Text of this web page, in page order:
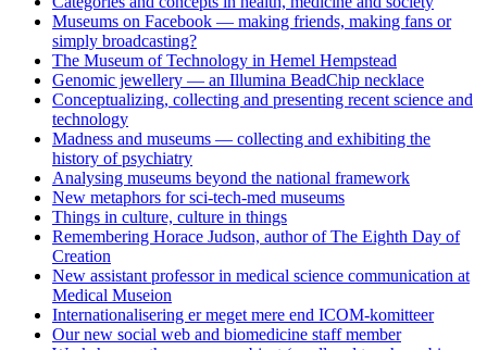
Museums on Facebook — making friends, making fans or
simply broadcasting?
The Museum of Technology in Hemel Hempstead
Genomic jewellery — an Illumina BeadChip necklace
Conceptualizing, collecting and presenting recent science and
technology
Madness and museums — collecting and exhibiting the
history of psychiatry
Analysing museums beyond the national framework
New metaphors for sci-tech-med museums
Things in culture, culture in things
Remembering Horace Judson, author of The Eighth Day of
Creation
New assistant professor in medical science communication at
Medical Museion
Internationalisering er meget mere end ICOM-komitteer
Our new social web and biomedicine staff member